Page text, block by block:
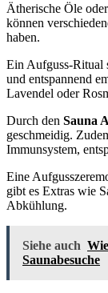
Ätherische Öle
können
haben.
Ein Aufguss-Ritual
und entspannend
Lavendel oder
Durch den Sauna
geschmeidig.
Immunsystem,
Eine
gibt es Extras wie
Abkühlung.
Siehe auch
Saunabesuche